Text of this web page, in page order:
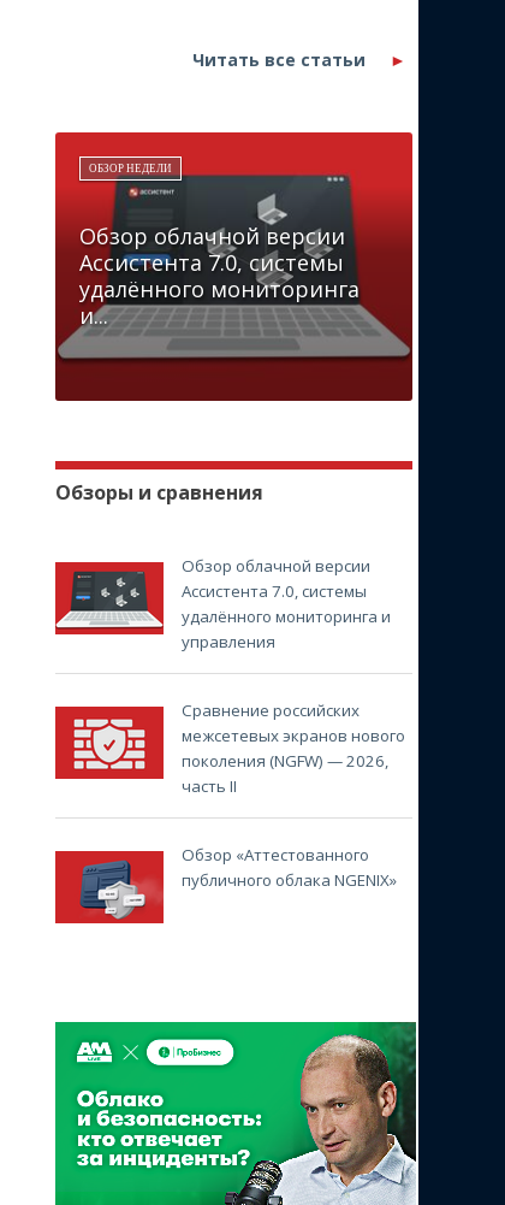
Читать все статьи
ОБЗОР НЕДЕЛИ
Обзор облачной версии
Ассистента 7.0, системы
удалённого мониторинга
и...
Обзоры и сравнения
Обзор облачной версии
Ассистента 7.0, системы
удалённого мониторинга и
управления
Сравнение российских
межсетевых экранов нового
поколения (NGFW) — 2026,
часть II
Обзор «Аттестованного
публичного облака NGENIX»